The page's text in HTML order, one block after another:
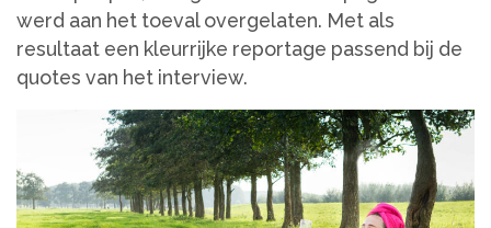
werd aan het toeval overgelaten. Met als
resultaat een kleurrijke reportage passend bij de
quotes van het interview.